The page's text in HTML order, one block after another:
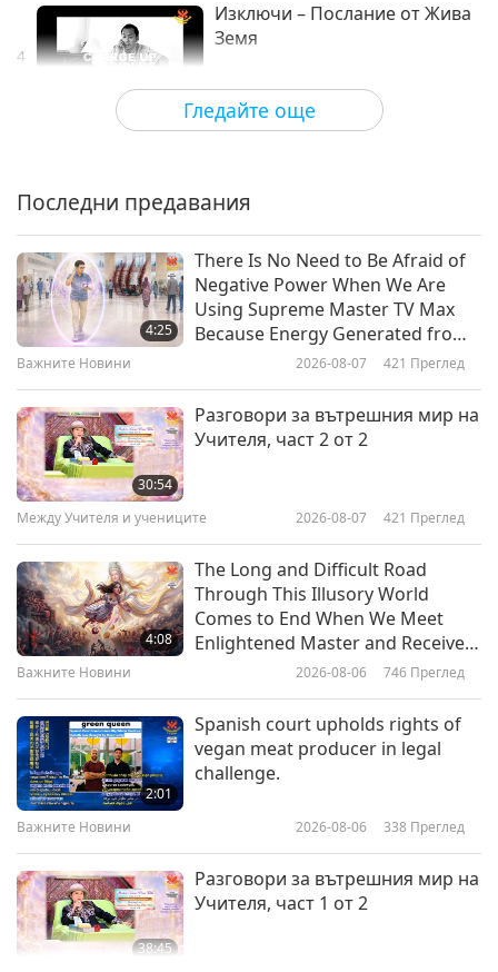
Гледайте още
4
Изключи – Послание от Жива
Земя
2019-04-18 6332
5
1:01
енергия – Послание от
Службата за земни
комуникации
Shorts 2019-04-18 6465Преглед
6
0:16
Загриженост: Предай нататък
– Послание от Фондацията за
по-добър живот
Shorts 2019-04-18 6598Преглед
7
1:58
земни комуникации
Shorts 2019-04-18 6465Преглед
8
0:29
Вечни отпадъци – Послание
от Жива Земя (с Уил Феръл)
Shorts 2019-04-18 6324Преглед
9
0:31
Състрадание – Предай
Фондацията за по-добър
живот
Shorts 2019-04-18 6306Преглед
Последни предавания
4:25
There Is No Need to Be Afraid of
Negative Power When We Are
Using Supreme Master TV Max
Because Energy Generated from
It Is Far More Powerful than Any
Важните Новини 2026-08-07 421 Преглед
30:54
Разговори за вътрешния мир на
Учителя, част 2 от 2
Между Учителя и учениците 2026-08-07 421 Преглед
4:08
The Long and Difficult Road
Through This Illusory World
Comes to End When We Meet
Enlightened Master and Receive
Важните Новини 2026-08-06 746 Преглед
2:01
Spanish court upholds rights of
vegan meat producer in legal
challenge.
Важните Новини 2026-08-06 338 Преглед
38:45
Разговори за вътрешния мир на
Учителя, част 1 от 2